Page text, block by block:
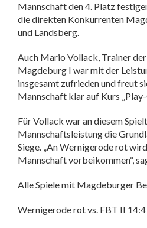
Mannschaft den 4. Platz
die direkten Konkurrenten
und Landsberg.
Auch Mario Vollack, Trainer
Magdeburg I war mit der
insgesamt zufrieden und freut
Mannschaft klar auf Kurs
Für Vollack war an diesem
Mannschaftsleistung die
Siege. „An Wernigerode rot
Mannschaft vorbeikommen“,
Alle Spiele mit Magdeburger
Wernigerode rot vs. FBT II 14:4